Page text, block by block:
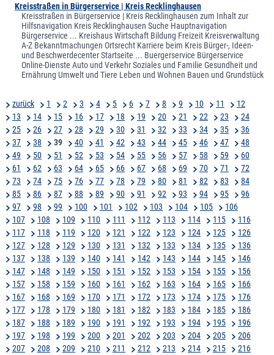
Kreisstraßen in Bürgerservice | Kreis Recklinghausen
Kreisstraßen in Bürgerservice | Kreis Recklinghausen zum Inhalt zur
Hilfsnavigation Kreis Recklinghausen Suche Hauptnavigation
Bürgerservice ... Kreishaus Wirtschaft Bildung Freizeit Kreisverwaltung
A-Z Bekanntmachungen Ortsrecht Karriere beim Kreis Bürger-, Ideen-
und Beschwerdecenter Startseite ... Buergerservice Bürgerservice
Online-Dienste Auto und Verkehr Soziales und Familie Gesundheit und
Ernährung Umwelt und Tiere Leben und Wohnen Bauen und Grundstück
zurück 1 2 3 4 5 6 7 8 9 10 11
12
13
14 15 16 17 18 19 20 21 22 23
24
25
26 27 28 29 30 31 32 33 34 35
36
37
38 39 40 41 42 43 44 45 46 47
48
49
50 51 52 53 54 55 56 57 58 59
60
61
62 63 64 65 66 67 68 69 70 71
72
73
74 75 76 77 78 79 80 81 82 83
84
85
86 87 88 89 90 91 92 93 94 95
96
97
98 99 100 101 102 103 104 105
106
107
108 109 110 111 112 113 114 115
116
117
118 119 120 121 122 123 124 125
126
127
128 129 130 131 132 133 134 135
136
137
138 139 140 141 142 143 144 145
146
147
148 149 150 151 152 153 154 155
156
157
158 159 160 161 162 163 164 165
166
167
168 169 170 171 172 173 174 175
176
177
178 179 180 181 182 183 184 185
186
187
188 189 190 191 192 193 194 195
196
197
198 199 200 201 202 203 204 205
206
207
208 209 210 211 212 213 214 215
216